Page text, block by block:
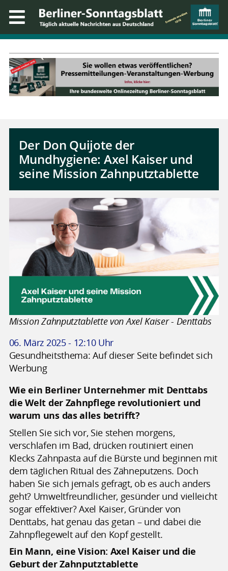
Der Don Quijote der
Mundhygiene: Axel Kaiser und
seine Mission Zahnputztablette
Mission Zahnputztablette von Axel Kaiser - Denttabs
06. März 2025 - 12:10 Uhr
Gesundheitsthema: Auf dieser Seite befindet sich
Werbung
Wie ein Berliner Unternehmer mit Denttabs
die Welt der Zahnpflege revolutioniert und
warum uns das alles betrifft?
Stellen Sie sich vor, Sie stehen morgens,
verschlafen im Bad, drücken routiniert einen
Klecks Zahnpasta auf die Bürste und beginnen mit
dem täglichen Ritual des Zähneputzens. Doch
haben Sie sich jemals gefragt, ob es auch anders
geht? Umweltfreundlicher, gesünder und vielleicht
sogar effektiver? Axel Kaiser, Gründer von
Denttabs, hat genau das getan – und dabei die
Zahnpflegewelt auf den Kopf gestellt.
Ein Mann, eine Vision: Axel Kaiser und die
Geburt der Zahnputztablette